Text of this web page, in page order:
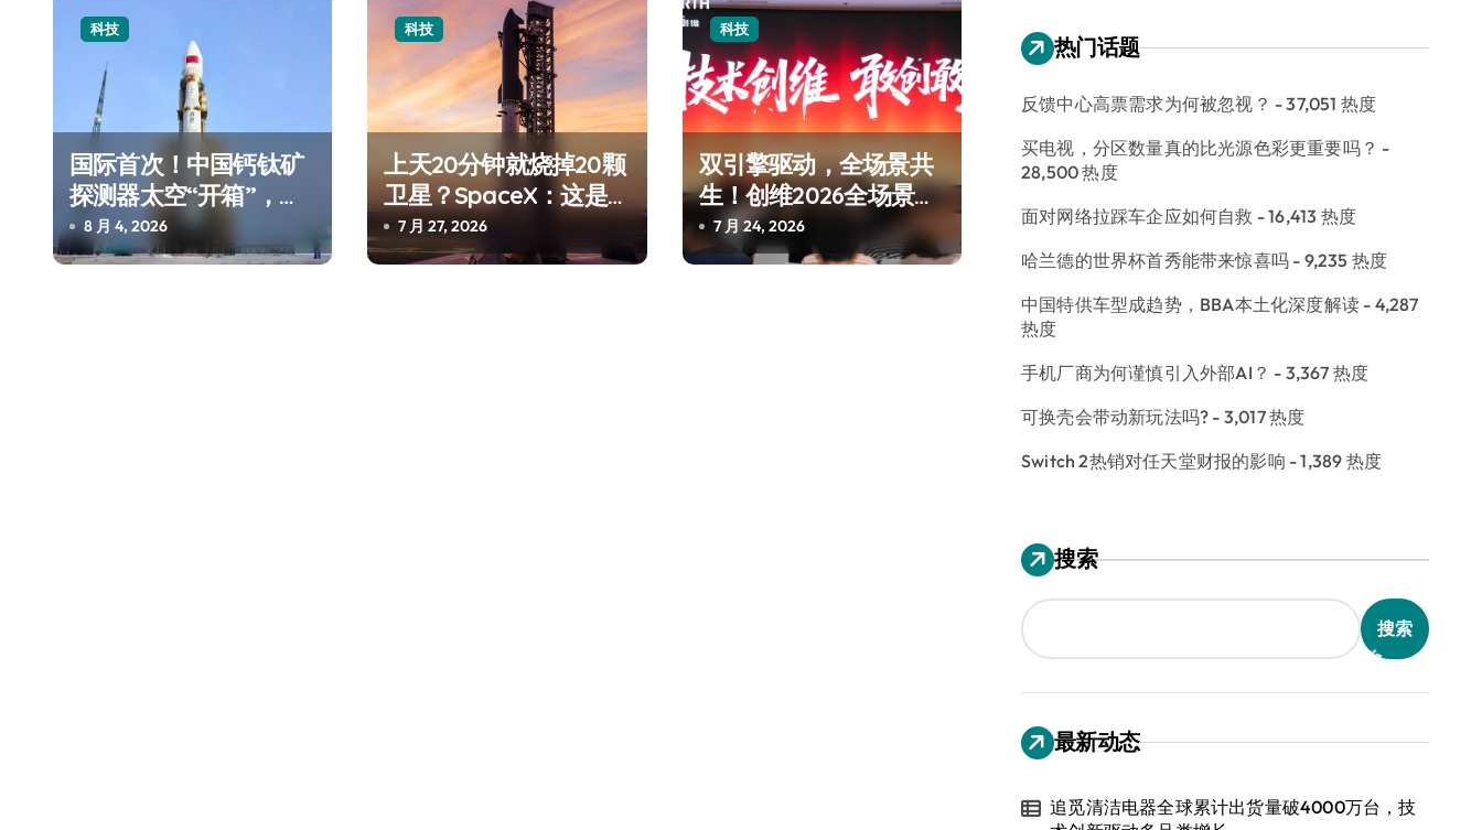
科技
国际首次！中国钙钛矿
探测器太空“开箱”，一
边探测射线一边光伏发
电
8 月 4, 2026
科技
上天20分钟就烧掉20颗
卫星？SpaceX：这是
测试，不是事故
7 月 27, 2026
科技
双引擎驱动，全场景共
生！创维2026全场景新
品发布会圆满举行
7 月 24, 2026
热门话题
反馈中心高票需求为何被忽视？ - 37,051 热度
买电视，分区数量真的比光源色彩更重要吗？ -
28,500 热度
面对网络拉踩车企应如何自救 - 16,413 热度
哈兰德的世界杯首秀能带来惊喜吗 - 9,235 热度
中国特供车型成趋势，BBA本土化深度解读 - 4,287
热度
手机厂商为何谨慎引入外部AI？ - 3,367 热度
可换壳会带动新玩法吗? - 3,017 热度
Switch 2热销对任天堂财报的影响 - 1,389 热度
搜索
搜索
最新动态
追觅清洁电器全球累计出货量破4000万台，技